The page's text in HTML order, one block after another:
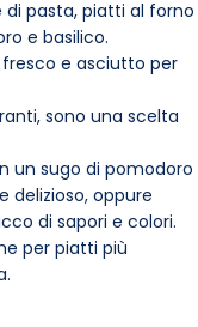
pasta, piatti al forno
e basilico.
e asciutto per
sono una scelta
un sugo di pomodoro
delizioso, oppure
di sapori e colori.
per piatti più